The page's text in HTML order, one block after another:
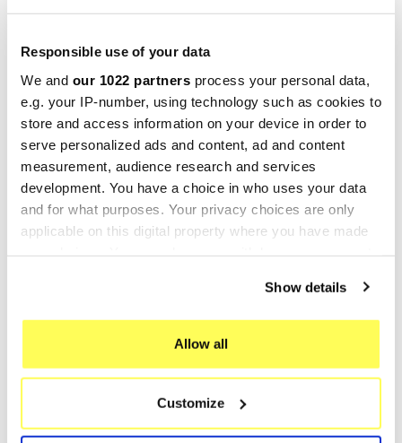
Responsible use of your data
We and our 1022 partners process your personal data,
e.g. your IP-number, using technology such as cookies to
store and access information on your device in order to
serve personalized ads and content, ad and content
measurement, audience research and services
development. You have a choice in who uses your data
and for what purposes. Your privacy choices are only
applicable on this digital property where you have made
If you allow, we would also like to:
which can be accurate to within several meters
Identify your device by actively scanning it for
specific characteristics (fingerprinting)
Show details
Allow all
Customize
Aprobado para uso en carretera. Certificado
incluido. Código de aprobación visible.
Exan, una destacada empresa en el sector de
silenciadores para motocicletas, tiene su sede en
Lissone (Italia) y fue establecida en 1996 por
Andrea Nova, un amante de las motos que se
esfuerza por ofrecer calidad y rendimiento en
sus productos. Hoy en día, Exan se ha convertido
en una compañía innovadora que emplea
tecnología de vanguardia y maquinaria moderna,
calidad.
El catálogo de Exan abarca una variada gama de
escapes para diferentes tipos de motocicletas,